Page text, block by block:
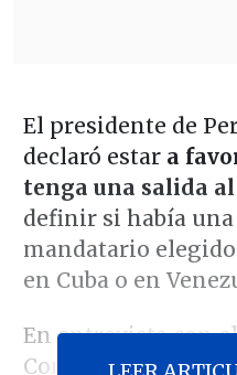
El presidente de
declaró estar a
tenga una salida
definir si había
mandatario
en Cuba o en
En entrevista con
Conclusiones, con